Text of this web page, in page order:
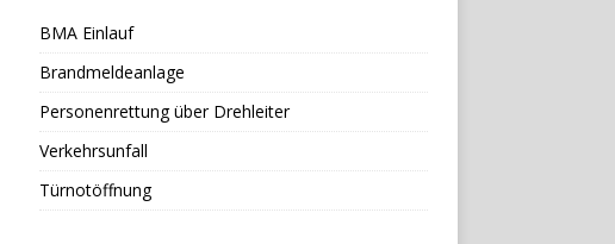
BMA Einlauf
Brandmeldeanlage
Personenrettung über Drehleiter
Verkehrsunfall
Türnotöffnung